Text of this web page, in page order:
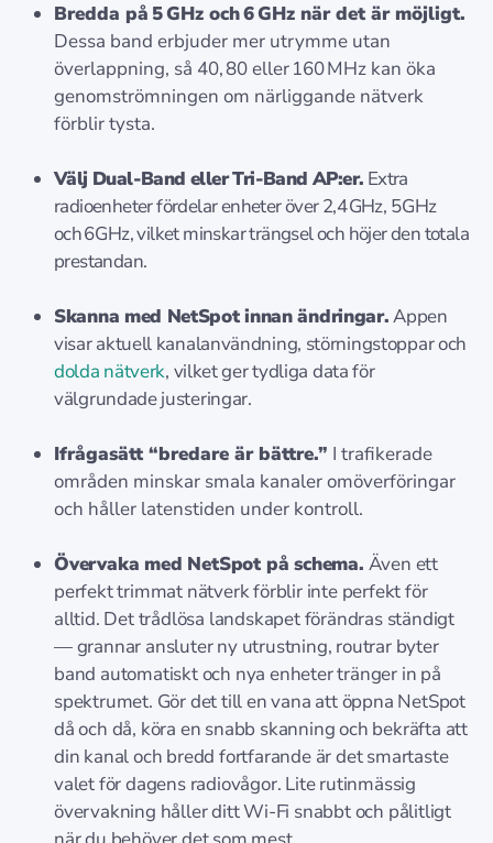
Bredda på 5 GHz och 6 GHz när det är möjligt.
Dessa band erbjuder mer utrymme utan
överlappning, så 40, 80 eller 160 MHz kan öka
genomströmningen om närliggande nätverk
förblir tysta.
Välj Dual‑Band eller Tri‑Band AP:er. Extra
radioenheter fördelar enheter över 2,4 GHz, 5 GHz
och 6 GHz, vilket minskar trängsel och höjer den totala
prestandan.
Skanna med NetSpot innan ändringar.Appen
visar aktuell kanal­användning, störningstoppar och
dolda nätverk, vilket ger tydliga data för
välgrundade justeringar.
Ifrågasätt “bredare är bättre.” I trafikerade
områden minskar smala kanaler omöverföringar
och håller latenstiden under kontroll.
Övervaka med NetSpot på schema. Även ett
perfekt trimmat nätverk förblir inte perfekt för
alltid. Det trådlösa landskapet förändras ständigt
— grannar ansluter ny utrustning, routrar byter
band automatiskt och nya enheter tränger in på
spektrumet. Gör det till en vana att öppna NetSpot
då och då, köra en snabb skanning och bekräfta att
din kanal och bredd fortfarande är det smartaste
valet för dagens radiovågor. Lite rutinmässig
övervakning håller ditt Wi-Fi snabbt och pålitligt